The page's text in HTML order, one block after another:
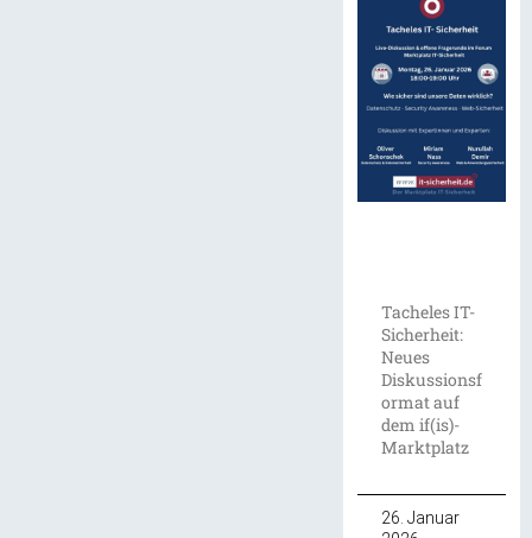
Tacheles IT-
Sicherheit:
Neues
Diskussionsf
ormat auf
dem if(is)-
Marktplatz
26. Januar